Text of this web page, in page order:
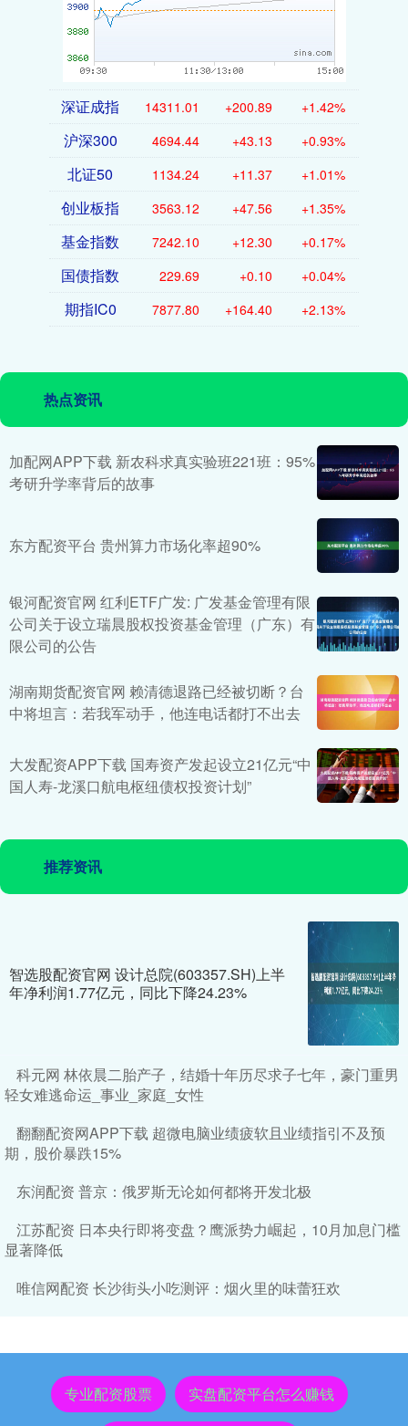
深证成指 14311.01 +200.89 +1.42%
沪深300 4694.44 +43.13 +0.93%
北证50 1134.24 +11.37 +1.01%
创业板指 3563.12 +47.56 +1.35%
基金指数 7242.10 +12.30 +0.17%
国债指数 229.69 +0.10 +0.04%
期指IC0 7877.80 +164.40 +2.13%
热点资讯
加配网APP下载 新农科求真实验班221班：95%
考研升学率背后的故事
东方配资平台 贵州算力市场化率超90%
银河配资官网 红利ETF广发: 广发基金管理有限
公司关于设立瑞晨股权投资基金管理（广东）有
限公司的公告
湖南期货配资官网 赖清德退路已经被切断？台
中将坦言：若我军动手，他连电话都打不出去
大发配资APP下载 国寿资产发起设立21亿元“中
国人寿-龙溪口航电枢纽债权投资计划”
推荐资讯
智选股配资官网 设计总院(603357.SH)上半
年净利润1.77亿元，同比下降24.23%
科元网 林依晨二胎产子，结婚十年历尽求子七年，豪门重男
轻女难逃命运_事业_家庭_女性
翻翻配资网APP下载 超微电脑业绩疲软且业绩指引不及预
期，股价暴跌15%
东润配资 普京：俄罗斯无论如何都将开发北极
江苏配资 日本央行即将变盘？鹰派势力崛起，10月加息门槛
显著降低
唯信网配资 长沙街头小吃测评：烟火里的味蕾狂欢
专业配资股票 实盘配资平台怎么赚钱